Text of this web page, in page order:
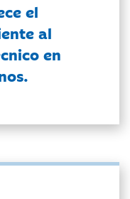
el
al
en